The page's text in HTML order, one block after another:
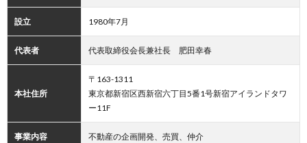
設立 1980年7月
代表者 代表取締役会長兼社長 肥田幸春
本社住所
〒163-1311
東京都新宿区西新宿六丁目5番1号新宿アイランドタワ
ー11F
事業内容 不動産の企画開発、売買、仲介